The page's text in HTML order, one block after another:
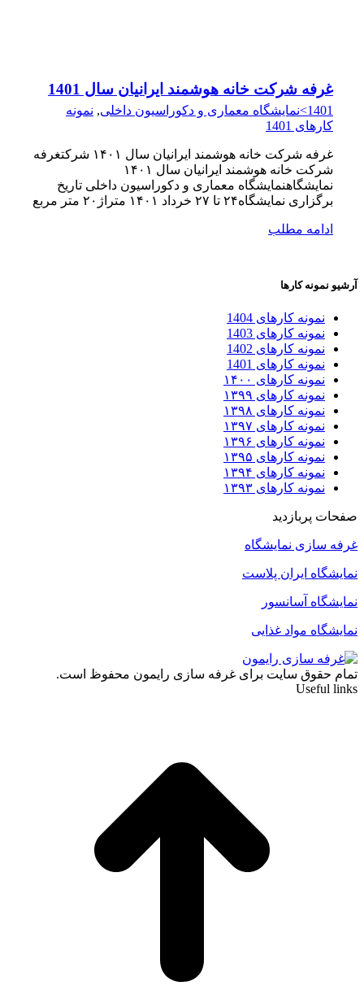
غرفه شرکت خانه هوشمند ایرانیان سال 1401
1401>نمایشگاه معماری و دکوراسیون داخلی , نمونه
کارهای 1401
غرفه شرکت خانه هوشمند ایرانیان سال ۱۴۰۱ شرکتغرفه
شرکت خانه هوشمند ایرانیان سال ۱۴۰۱
نمایشگاهنمایشگاه معماری و دکوراسیون داخلی تاریخ
برگزاری نمایشگاه۲۴ تا ۲۷ خرداد ۱۴۰۱ متراژ۲۰ متر مربع
ادامه مطلب
آرشیو نمونه کارها
نمونه کارهای 1404
نمونه کارهای 1403
نمونه کارهای 1402
نمونه کارهای 1401
نمونه کارهای ۱۴۰۰
نمونه کارهای ۱۳۹۹
نمونه کارهای ۱۳۹۸
نمونه کارهای ۱۳۹۷
نمونه کارهای ۱۳۹۶
نمونه کارهای ۱۳۹۵
نمونه کارهای ۱۳۹۴
نمونه کارهای ۱۳۹۳
صفحات پربازدید
غرفه سازی نمایشگاه
نمایشگاه ایران پلاست
نمایشگاه آسانسور
نمایشگاه مواد غذایی
تمام حقوق سایت برای غرفه سازی رایمون محفوظ است.
Useful links